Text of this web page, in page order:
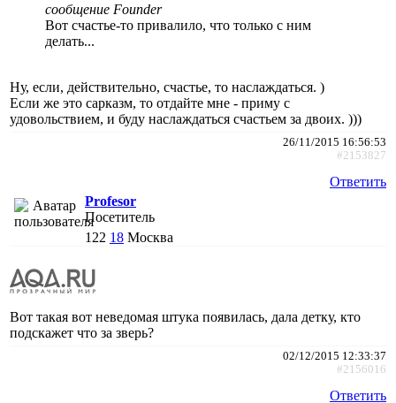
сообщение Founder
Вот счастье-то привалило, что только с ним
делать...
Ну, если, действительно, счастье, то наслаждаться. )
Если же это сарказм, то отдайте мне - приму с
удовольствием, и буду наслаждаться счастьем за двоих. )))
26/11/2015 16:56:53
#2153827
Ответить
Profesor
Посетитель
122 18 Москва
Вот такая вот неведомая штука появилась, дала детку, кто
подскажет что за зверь?
02/12/2015 12:33:37
#2156016
Ответить